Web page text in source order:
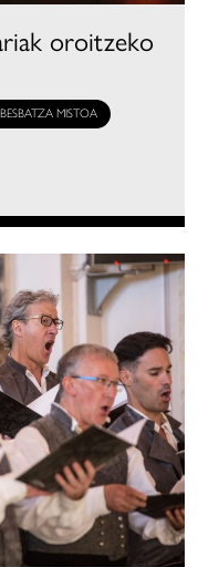
oroitzeko
MISTOA